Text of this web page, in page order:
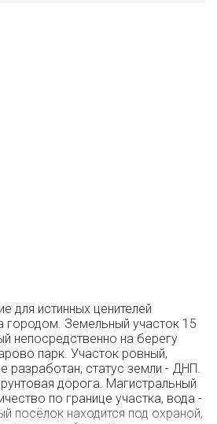
для истинных ценителей
городом. Зeмельный участок 15
непосредственно нa бepегу
парк. Учacтoк ровный,
разработан, статус земли - ДНП.
дорога. Магистральный
по границе участка, вода -
посёлок находится под охраной,